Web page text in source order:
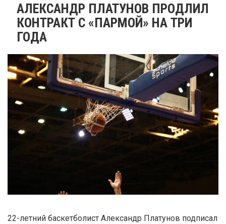
АЛЕКСАНДР ПЛАТУНОВ ПРОДЛИЛ
КОНТРАКТ С «ПАРМОЙ» НА ТРИ
ГОДА
22-летний баскетболист Александр Платунов подписал